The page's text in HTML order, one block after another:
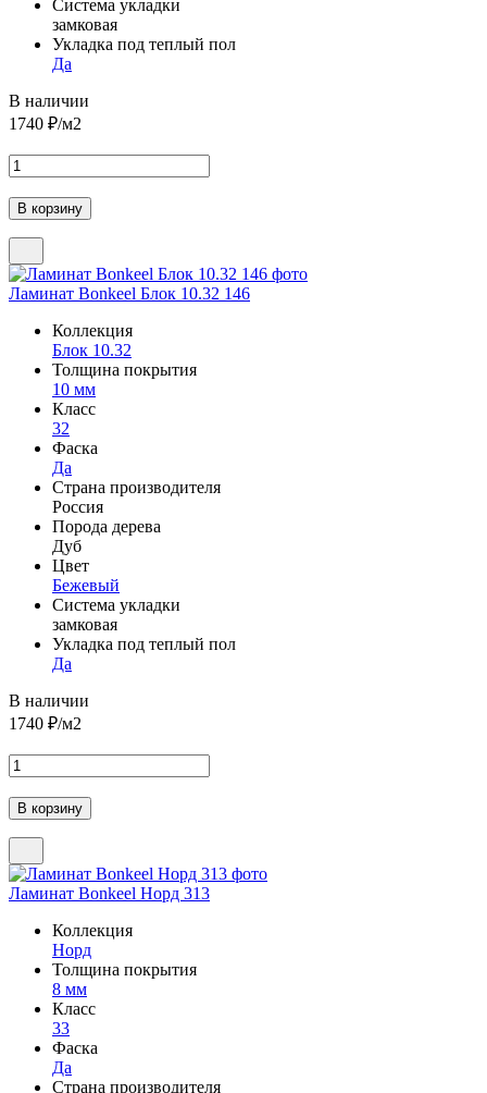
Система укладки
замковая
Укладка под теплый пол
Да
В наличии
1740 ₽/м2
Ламинат Bonkeel Блок 10.32 146
Коллекция
Блок 10.32
Толщина покрытия
10 мм
Класс
32
Фаска
Да
Страна производителя
Россия
Порода дерева
Дуб
Цвет
Бежевый
Система укладки
замковая
Укладка под теплый пол
Да
В наличии
1740 ₽/м2
Ламинат Bonkeel Норд 313
Коллекция
Норд
Толщина покрытия
8 мм
Класс
33
Фаска
Да
Страна производителя